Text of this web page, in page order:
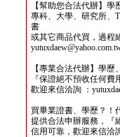
【幫助您合法代辦】
專科、大學、研究所、
書
或其它商品代買，過程
【專業合法代辦】學
『保證絕不預收任何
歡迎來信洽詢 ：
買畢業證書、學歷？！
提供合法申辦服務，『
信用可靠，歡迎來信洽